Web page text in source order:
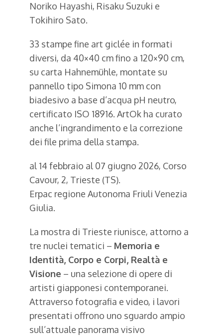
Noriko Hayashi, Risaku Suzuki e
Tokihiro Sato.
33 stampe fine art giclée in formati
diversi, da 40×40 cm fino a 120×90 cm,
su carta Hahnemühle, montate su
pannello tipo Simona 10 mm con
biadesivo a base d’acqua pH neutro,
certificato ISO 18916. ArtOk ha curato
anche l’ingrandimento e la correzione
dei file prima della stampa.
al 14 febbraio al 07 giugno 2026, Corso
Cavour, 2, Trieste (TS).
Erpac regione Autonoma Friuli Venezia
Giulia.
La mostra di Trieste riunisce, attorno a
tre nuclei tematici – Memoria e
Identità, Corpo e Corpi, Realtà e
Visione – una selezione di opere di
artisti giapponesi contemporanei.
Attraverso fotografia e video, i lavori
presentati offrono uno sguardo ampio
sull’attuale panorama visivo